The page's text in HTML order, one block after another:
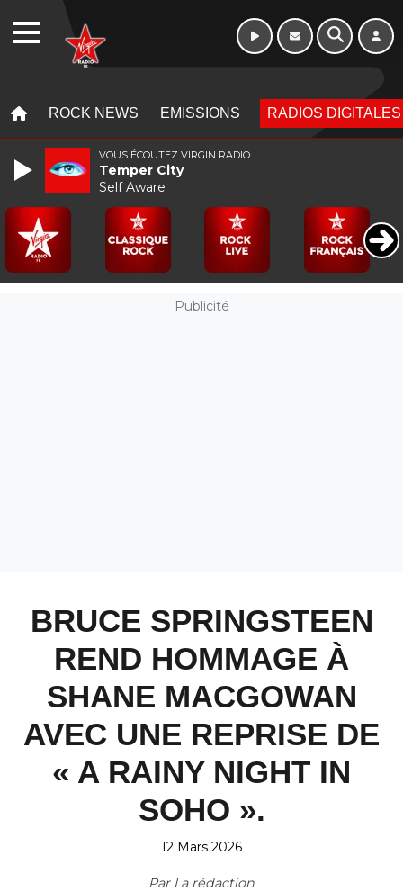
ROCK NEWS EMISSIONS RADIOS DIGITALES
Publicité
BRUCE SPRINGSTEEN
REND HOMMAGE À
SHANE MACGOWAN
AVEC UNE REPRISE DE
« A RAINY NIGHT IN
SOHO ».
12 Mars 2026
Par La rédaction
VOUS ÉCOUTEZ VIRGIN RADIO
Temper City
Self Aware
WEBRADIO 16h - 20h